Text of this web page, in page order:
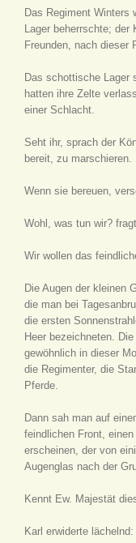
Das Regiment Winters
Lager beherrschte; der
Freunden, nach dieser
Das schottische Lager
hatten ihre Zelte
einer Schlacht.
Seht ihr, sprach der
bereit, zu marschieren.
Wenn sie bereuen,
Wohl, was tun wir?
Wir wollen das
Die Augen der kleinen
die man bei
die ersten
Heer bezeichneten.
gewöhnlich in dieser
die Regimenter, die
Pferde.
Dann sah man auf
feindlichen Front,
erscheinen, der von
Augenglas nach der
Kennt Ew. Majestät
Karl erwiderte lächelnd: